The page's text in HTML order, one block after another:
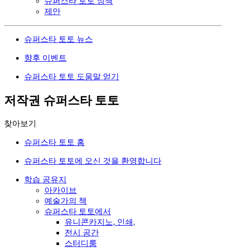
제안
슈퍼스타 토토 뉴스
향후 이벤트
슈퍼스타 토토 도움말 얻기
저작권 슈퍼스타 토토
찾아보기
슈퍼스타 토토 홈
슈퍼스타 토토에 오신 것을 환영합니다
학습 공유지
아카이브
예술가의 책
슈퍼스타 토토에서
유니콘카지노, 인쇄,
전시 공간
스터디룸